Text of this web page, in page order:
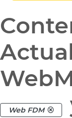
Web FDM